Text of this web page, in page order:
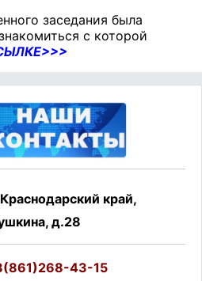
заседания была
с которой
край,
д.28
43-15